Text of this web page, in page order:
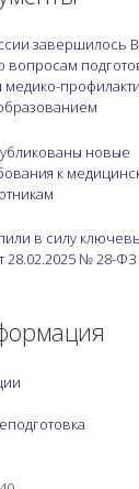
завершилось
новые
к
в силу
28.02.2025 № 28-ФЗ